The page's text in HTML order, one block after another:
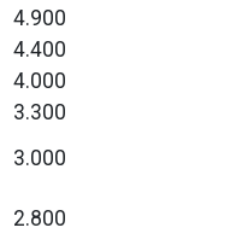
4.900
4.400
4.000
3.300
3.000
2.800